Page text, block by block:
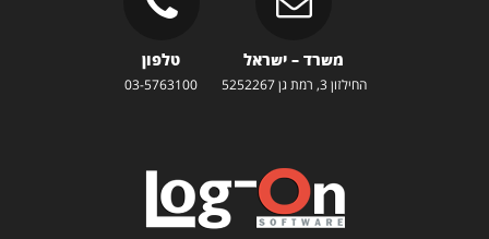
משרד – ישראל
החילזון 3, רמת גן 5252267
טלפון
03-5763100